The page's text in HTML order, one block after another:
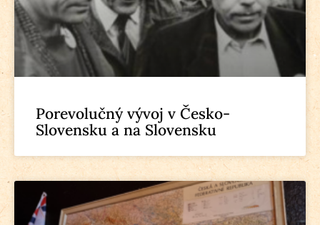
Porevolučný vývoj v Česko-
Slovensku a na Slovensku